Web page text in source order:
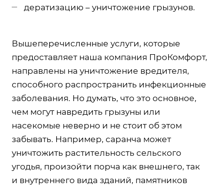
дератизацию – уничтожение грызунов.
Вышеперечисленные услуги, которые
предоставляет наша компания ПроКомфорт,
направлены на уничтожение вредителя,
способного распространить инфекционные
заболевания. Но думать, что это основное,
чем могут навредить грызуны или
насекомые неверно и не стоит об этом
забывать. Например, саранча может
уничтожить растительность сельского
угодья, произойти порча как внешнего, так
и внутреннего вида зданий, памятников